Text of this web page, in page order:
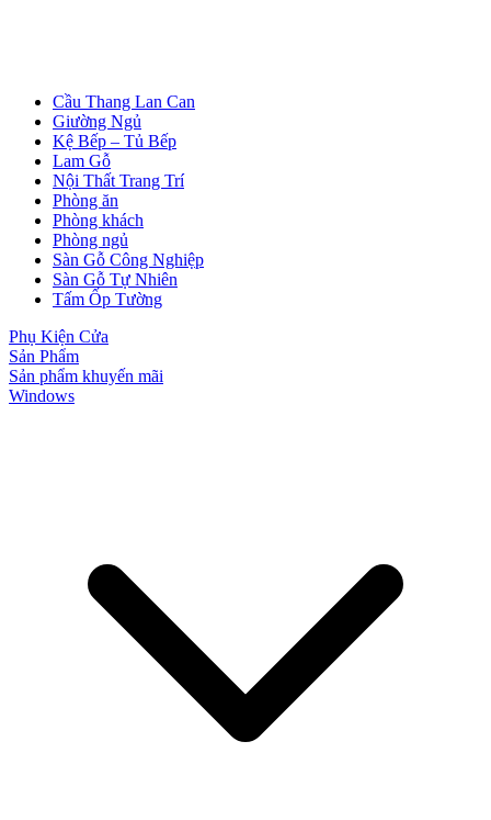
Cửa Nhựa Cao Cấp
Cửa Nhựa Giả Gỗ
Cầu Thang Lan Can
Giường Ngủ
Kệ Bếp – Tủ Bếp
Lam Gỗ
Nội Thất Trang Trí
Phòng ăn
Phòng khách
Phòng ngủ
Sàn Gỗ Công Nghiệp
Sàn Gỗ Tự Nhiên
Tấm Ốp Tường
Phụ Kiện Cửa
Sản Phẩm
Sản phẩm khuyến mãi
Windows